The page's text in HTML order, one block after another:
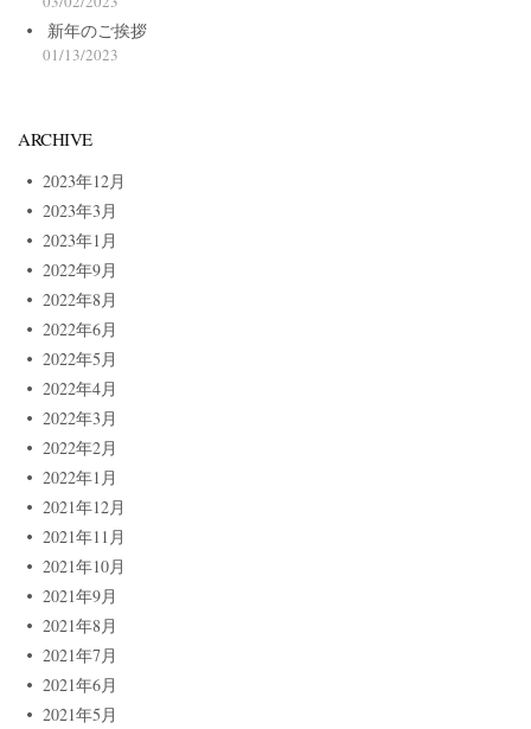
新年のご挨拶
01/13/2023
ARCHIVE
2023年12月
2023年3月
2023年1月
2022年9月
2022年8月
2022年6月
2022年5月
2022年4月
2022年3月
2022年2月
2022年1月
2021年12月
2021年11月
2021年10月
2021年9月
2021年8月
2021年7月
2021年6月
2021年5月